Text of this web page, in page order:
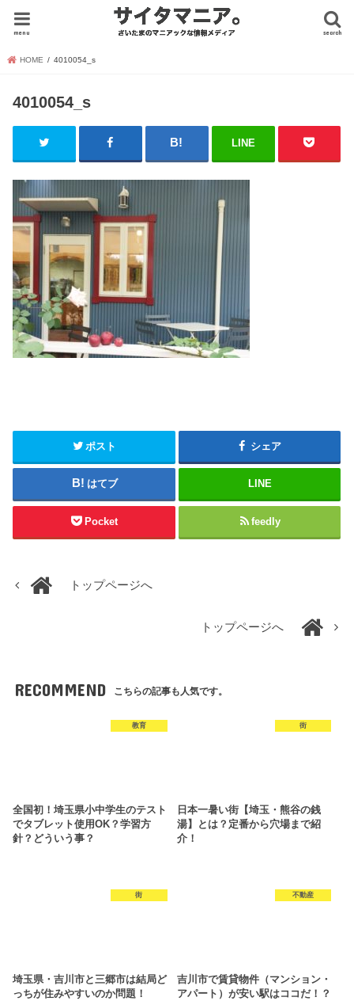
search
menu
HOME 4010054_s
4010054_s
LINE
ポスト シェア
はてブ LINE
Pocket feedly
トップページへ
トップページへ
RECOMMEND こちらの記事も人気です。
教育
全国初！埼玉県小中学生のテスト
でタブレット使用OK？学習方
針？どういう事？
街
日本一暑い街【埼玉・熊谷の銭
湯】とは？定番から穴場まで紹
介！
街
埼玉県・吉川市と三郷市は結局ど
っちが住みやすいのか問題！
不動産
吉川市で賃貸物件（マンション・
アパート）が安い駅はココだ！？